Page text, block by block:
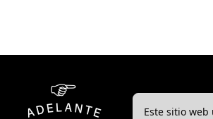
Este sitio web